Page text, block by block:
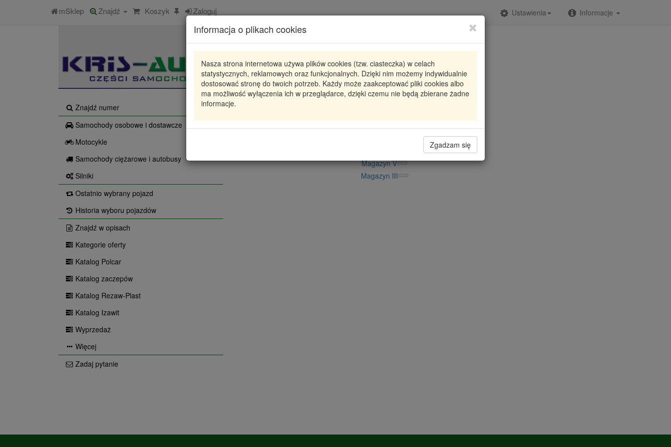
mSklep Znajdź Koszyk Zaloguj Informacje
Ustawienia
Informacja o plikach cookies
Nasza strona internetowa używa plików cookies (tzw. ciasteczka) w celach
statystycznych, reklamowych oraz funkcjonalnych. Dzięki nim możemy indywidualnie
dostosować stronę do twoich potrzeb. Każdy może zaakceptować pliki cookies albo
ma możliwość wyłączenia ich w przeglądarce, dzięki czemu nie będą zbierane żadne
informacje.
Zgadzam się
Znajdź numer
Samochody osobowe i dostawcze
Motocykle
Samochody ciężarowe i autobusy
Silniki
Ostatnio wybrany pojazd
Historia wyboru pojazdów
Znajdź w opisach
Kategorie oferty
Katalog Polcar
Katalog zaczepów
Katalog Rezaw-Plast
Katalog Izawit
Wyprzedaż
Więcej
Zadaj pytanie
Karta produktu
RC322-113 CAFFARO
ROLKA NAPINACZA
Radzyń 0
Magazyn V
Magazyn III